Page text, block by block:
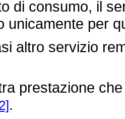
consumo, il
unicamente per
altro servizio
prestazione che
.